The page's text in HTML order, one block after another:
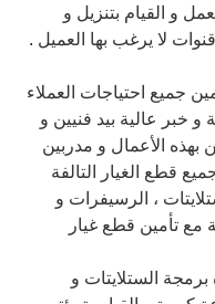
و القيام بتنزيل و
لا يرغب بها العميل .
جميع احتياجات العملاء
خبر عالية بيد فنيين و
الأعمال و مدربين
قطع الغيار التالفة
، الرسيفرات و
مع تأمين قطع غيار
برمجة الستلايتات و